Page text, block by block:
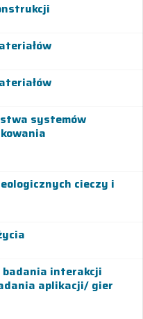
systemów
cieczy i
badania interakcji
aplikacji/ gier